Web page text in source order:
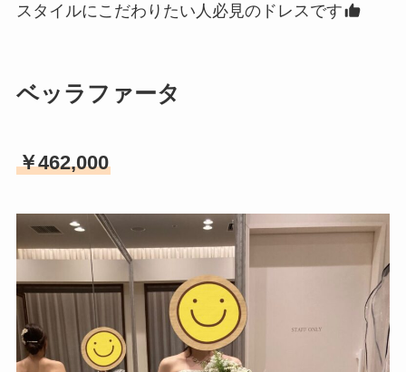
スタイルにこだわりたい人必見のドレスです
ベッラファータ
￥462,000